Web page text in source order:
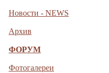
Новости - NEWS
Архив
ФОРУМ
Фотогалереи